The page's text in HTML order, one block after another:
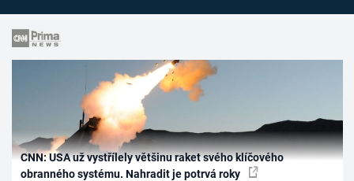
CNN: USA už vystřílely většinu raket svého klíčového
obranného systému. Nahradit je potrvá roky